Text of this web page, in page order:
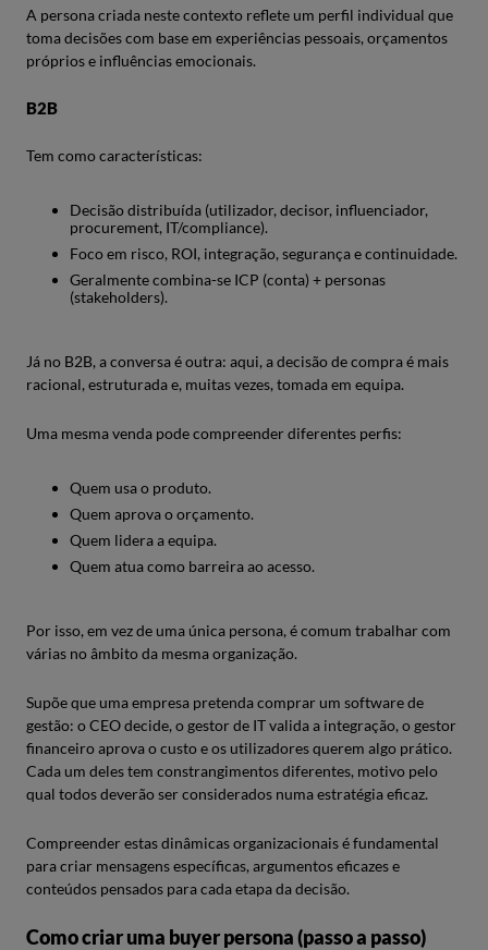
A persona criada neste contexto reflete um perfil individual que
toma decisões com base em experiências pessoais, orçamentos
próprios e influências emocionais.
B2B
Tem como características:
Decisão distribuída (utilizador, decisor, influenciador,
procurement, IT/compliance).
Foco em risco, ROI, integração, segurança e continuidade.
Geralmente combina-se ICP (conta) + personas
(stakeholders).
Já no B2B, a conversa é outra: aqui, a decisão de compra é mais
racional, estruturada e, muitas vezes, tomada em equipa.
Uma mesma venda pode compreender diferentes perfis:
Quem usa o produto.
Quem aprova o orçamento.
Quem lidera a equipa.
Quem atua como barreira ao acesso.
Por isso, em vez de uma única persona, é comum trabalhar com
várias no âmbito da mesma organização.
Supõe que uma empresa pretenda comprar um software de
gestão: o CEO decide, o gestor de IT valida a integração, o gestor
financeiro aprova o custo e os utilizadores querem algo prático.
Cada um deles tem constrangimentos diferentes, motivo pelo
qual todos deverão ser considerados numa estratégia eficaz.
Compreender estas dinâmicas organizacionais é fundamental
para criar mensagens específicas, argumentos eficazes e
conteúdos pensados para cada etapa da decisão.
Como criar uma buyer persona (passo a passo)